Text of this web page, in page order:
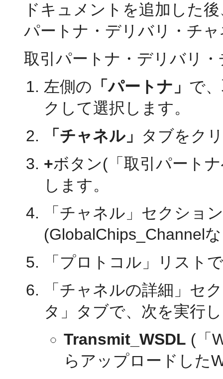
ドキュメントを追加した
パートナ・デリバリ・チ
取引パートナ・デリバリ
左側の 「パートナ」 で
クして選択します。
「チャネル」 タブをク
+ボタン(「取引パート
します。
「チャネル」セクショ
(GlobalChips_Channel
「プロトコル」リストで
「チャネルの詳細」セ
タ」タブで、次を実行
Transmit_WSDL (「
らアップロードした